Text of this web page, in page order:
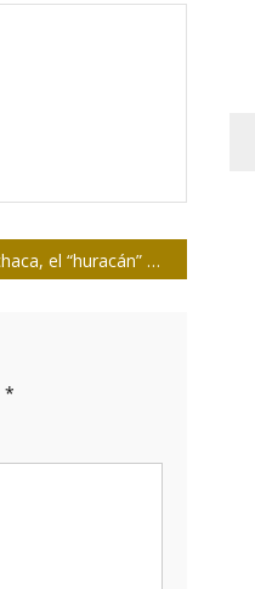
Menchaca, el “huracán” de Radio Reloj
*